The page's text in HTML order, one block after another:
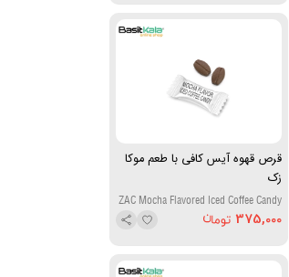
قرص قهوه آیس کافی با طعم موکا
زک
ZAC Mocha Flavored Iced Coffee Candy
375,000